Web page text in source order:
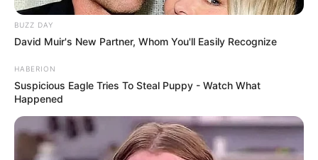
BUZZ DAY
David Muir's New Partner, Whom You'll Easily Recognize
HABERION
Suspicious Eagle Tries To Steal Puppy - Watch What
Happened